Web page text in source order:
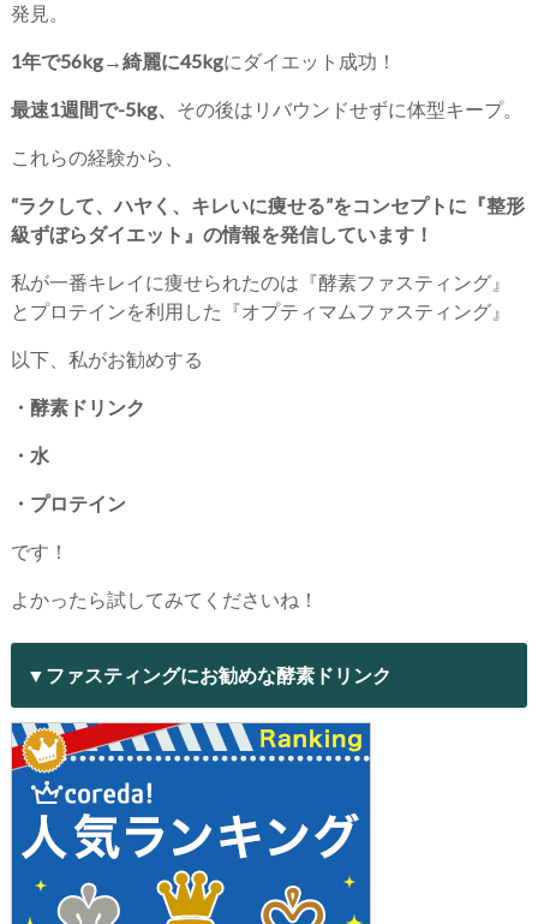
発見。
1年で56kg→綺麗に45kgにダイエット成功！
最速1週間で-5kg、 その後はリバウンドせずに体型キープ。
これらの経験から、
“ラクして、ハヤく、キレいに痩せる”をコンセプトに『整形
級ずぼらダイエット』の情報を発信しています！
私が一番キレイに痩せられたのは『酵素ファスティング』
とプロテインを利用した『オプティマムファスティング』
以下、私がお勧めする
・酵素ドリンク
・水
・プロテイン
です！
よかったら試してみてくださいね！
▼ファスティングにお勧めな酵素ドリンク